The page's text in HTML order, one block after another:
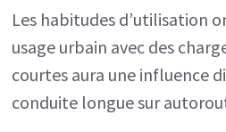
Les habitudes d’utilisation
usage urbain avec des
courtes aura une influence
conduite longue sur